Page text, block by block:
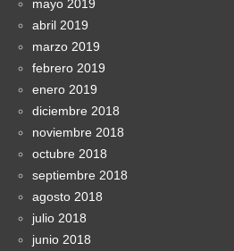
mayo 2019
abril 2019
marzo 2019
febrero 2019
enero 2019
diciembre 2018
noviembre 2018
octubre 2018
septiembre 2018
agosto 2018
julio 2018
junio 2018